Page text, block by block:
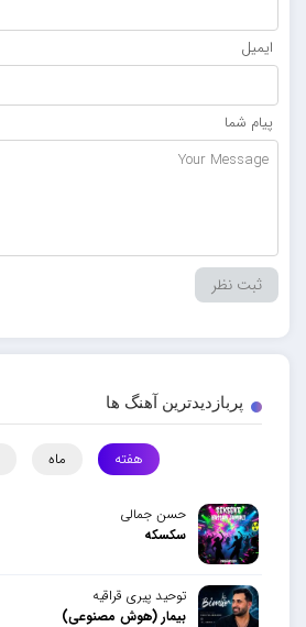
ایمیل
پیام شما
پربازدیدترین آهنگ ها
هفته ماه
حسن جمالی
سکسکه
توحید پیری قراقیه
بیمار (هوش مصنوعی)